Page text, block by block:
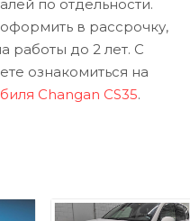
по отдельности.
в рассрочку,
работы до 2 лет. С
ознакомиться на
Changan CS35.